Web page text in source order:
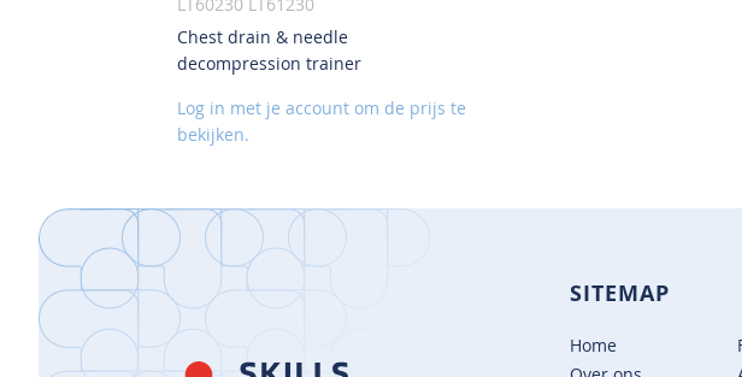
VOEG
TOE
VERLANGLIJST
Chest drain & needle
decompression trainer
Log in met je account om de prijs te
bekijken.
SITEMAP
Home